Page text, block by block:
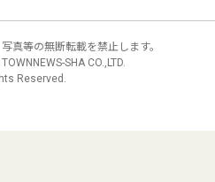
真等の無断転載を禁止します。
SHA CO.,LTD.
Reserved.